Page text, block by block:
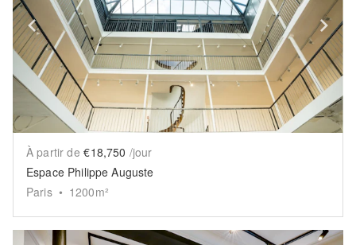
Show previous slide
À partir de €18,750 /jour
Espace Philippe Auguste
Paris • 1200m²